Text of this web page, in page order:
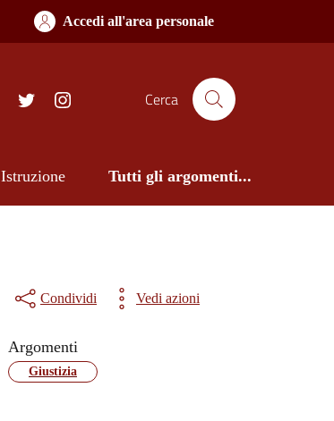
Accedi all'area personale
FacebookTwitter Cerca
Istruzione Tutti gli argomenti...
Condividi Vedi azioni
Argomenti
Giustizia